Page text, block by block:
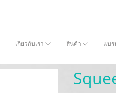
เกี่ยวกับเรา สินค้า แบ